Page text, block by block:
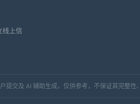
线上信
提交及 AI 辅助生成，仅供参考，不保证其完整